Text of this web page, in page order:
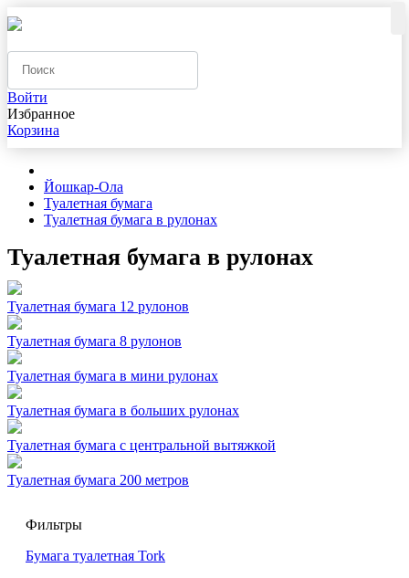
Войти
Избранное
Корзина
Йошкар-Ола
Туалетная бумага
Туалетная бумага в рулонах
Туалетная бумага в рулонах
Туалетная бумага 12 рулонов
Туалетная бумага 8 рулонов
Туалетная бумага в мини рулонах
Туалетная бумага в больших рулонах
Туалетная бумага с центральной вытяжкой
Туалетная бумага 200 метров
Фильтры
Бумага туалетная Tork